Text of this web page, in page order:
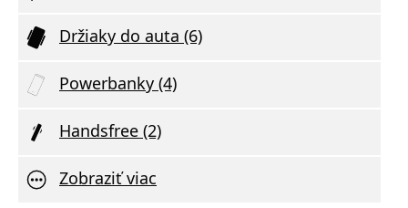
Držiaky do auta (6)
Powerbanky (4)
Handsfree (2)
Zobraziť viac